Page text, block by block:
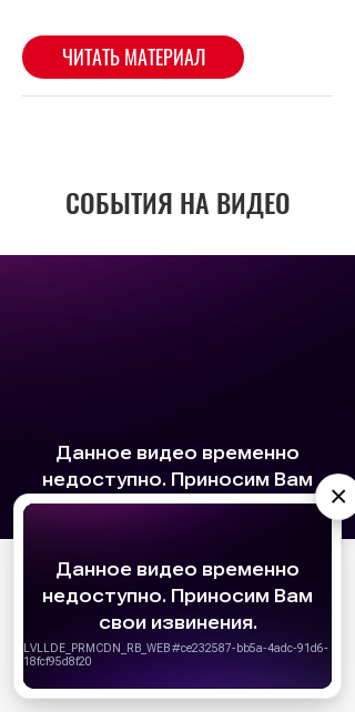
АО «Издательство СЕМЬ ДНЕЙ»использует
для персонализации сервисов и
удобства пользователей. Вы можете
запретить сохранение cookie в настройках
своего браузера.
СОБЫТИЯ НА ВИДЕО
×